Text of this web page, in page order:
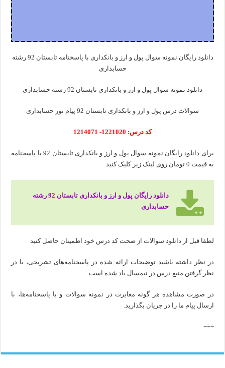
دانلود رایگان نمونه سوال پول و ارز و بانکداری با پاسخنامه تابستان 92 رشته
حسابداری
دانلود نمونه سوال پول و ارز و بانکداری تابستان 92 رشته حسابداری
سوالات درس پول و ارز و بانکداری تابستان 92 پیام نور حسابداری
کد درس: 1221020- 1214071
برای دانلود رایگان نمونه سوال پول و ارز و بانکداری تابستان 92 با پاسخنامه
به قیمت 0 تومان روی لینک زیر کلیک کنید
دانلود رایگان پول و ارز و بانکداری تابستان 92 رشته
حسابداری
لطفا قبل از دانلود سوالات از صحت کد درس خود اطمینان حاصل کنید
در نظر داشته باشید توضیحات ارائه شده در پاسخنامه‌های تشریحی، با در
نظر گرفتن منبع درس در نیمسال یاد شده است.
در صورت مشاهده هر گونه مغایرت در نمونه سوالات و یا پاسخنامه‌ها، با
ارسال پیام ما را در جریان بگذارید.
÷÷÷